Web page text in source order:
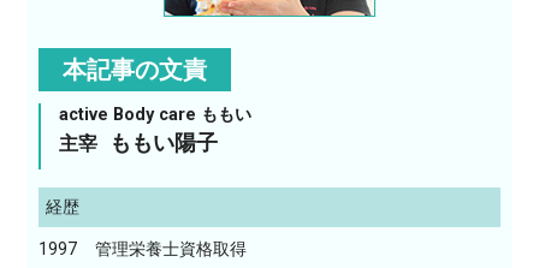
本記事の文責
active Body care ももい
主宰 ももい陽子
経歴
1997 管理栄養士資格取得